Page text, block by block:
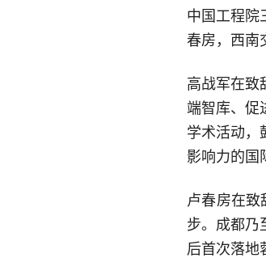
中国工程院
春房，西南
高战军在致
端智库、促
学术活动，
影响力的国
卢春房在致
步。成都乃
后首次落地